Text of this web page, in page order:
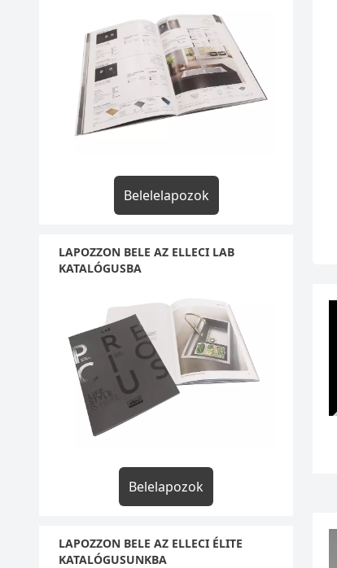
Belelelapozok
LAPOZZON BELE AZ ELLECI LAB
KATALÓGUSBA
Belelapozok
LAPOZZON BELE AZ ELLECI ÉLITE
KATALÓGUSUNKBA